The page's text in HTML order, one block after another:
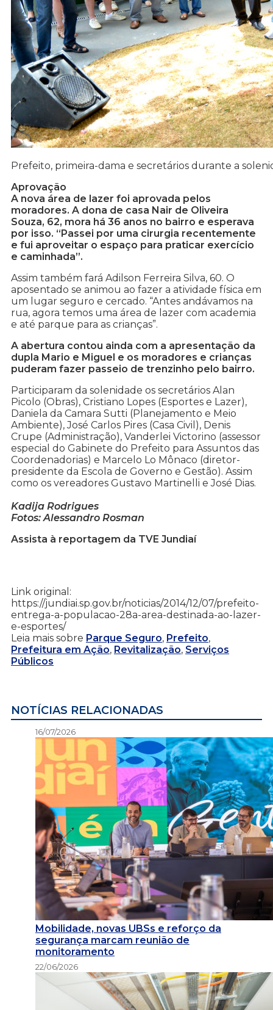
Prefeito, primeira-dama e secretários durante a
Aprovação
A nova área de lazer foi aprovada pelos
moradores. A dona de casa Nair de Oliveira
Souza, 62, mora há 36 anos no bairro e esperava
por isso. “Passei por uma cirurgia recentemente
e fui aproveitar o espaço para praticar exercício
e caminhada”.
Assim também fará Adilson Ferreira Silva, 60. O
aposentado se animou ao fazer a atividade física em
um lugar seguro e cercado. “Antes andávamos na
rua, agora temos uma área de lazer com academia
e até parque para as crianças”.
A abertura contou ainda com a apresentação da
dupla Mario e Miguel e os moradores e crianças
puderam fazer passeio de trenzinho pelo bairro.
Participaram da solenidade os secretários Alan
Picolo (Obras), Cristiano Lopes (Esportes e Lazer),
Daniela da Camara Sutti (Planejamento e Meio
Ambiente), José Carlos Pires (Casa Civil), Denis
Crupe (Administração), Vanderlei Victorino (assessor
especial do Gabinete do Prefeito para Assuntos das
Coordenadorias) e Marcelo Lo Mônaco (diretor-
presidente da Escola de Governo e Gestão). Assim
como os vereadores Gustavo Martinelli e José Dias.
Kadija Rodrigues
Fotos: Alessandro Rosman
Assista à reportagem da TVE Jundiaí
Link original:
https://jundiai.sp.gov.br/noticias/2014/12/07/prefeito-
entrega-a-populacao-28a-area-destinada-ao-lazer-
e-esportes/
Leia mais sobre Parque Seguro, Prefeito,
Prefeitura em Ação, Revitalização, Serviços
Públicos
NOTÍCIAS RELACIONADAS
16/07/2026
Mobilidade, novas UBSs e reforço da
segurança marcam reunião de
monitoramento
22/06/2026